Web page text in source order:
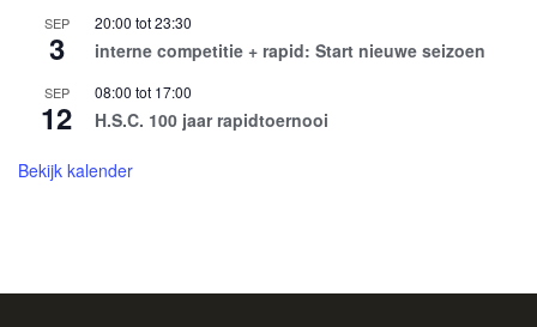
SEP
3
20:00 tot23:30
interne competitie + rapid: Start nieuwe seizoen
SEP
12
08:00 tot 17:00
H.S.C. 100 jaar rapidtoernooi
Bekijk kalender